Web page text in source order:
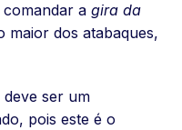
a gira da
maior dos atabaques,
deve ser um
pois este é o